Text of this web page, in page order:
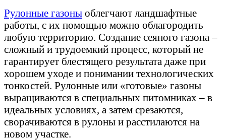
Рулонные газоны облегчают ландшафтные
работы, с их помощью можно облагородить
любую территорию. Создание сеяного газона –
сложный и трудоемкий процесс, который не
гарантирует блестящего результата даже при
хорошем уходе и понимании технологических
тонкостей. Рулонные или «готовые» газоны
выращиваются в специальных питомниках – в
идеальных условиях, а затем срезаются,
сворачиваются в рулоны и расстилаются на
новом участке.